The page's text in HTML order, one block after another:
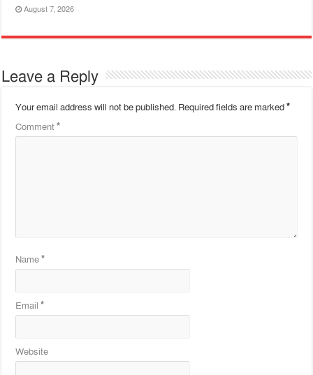
August 7, 2026
Leave a Reply
Your email address will not be published. Required fields are marked*
Comment*
Name*
Email*
Website